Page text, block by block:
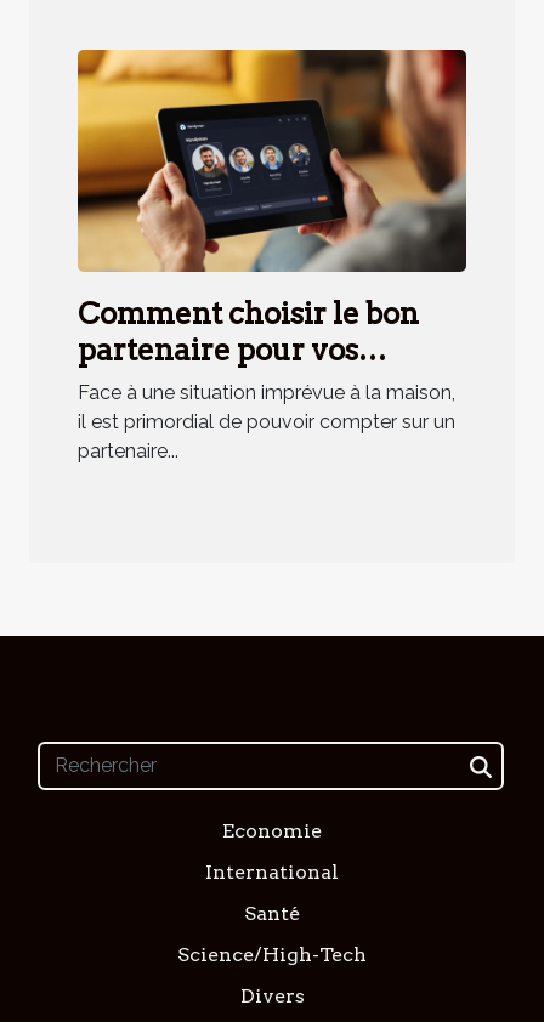
Comment choisir le bon
partenaire pour vos
urgences domestiques ?
Face à une situation imprévue à la maison,
il est primordial de pouvoir compter sur un
partenaire...
Economie
International
Santé
Science/High-Tech
Divers